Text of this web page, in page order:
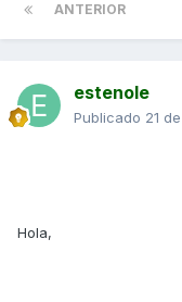
ANTERIOR
estenole
Publicado 21
Hola,